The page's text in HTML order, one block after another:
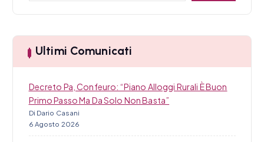
a
Ultimi Comunicati
Decreto Pa, Confeuro: “Piano Alloggi Rurali È Buon
Primo Passo Ma Da Solo Non Basta”
Di Dario Casani
6 Agosto 2026